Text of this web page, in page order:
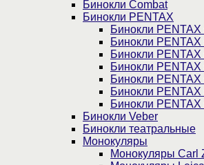
Бинокли Combat
Бинокли PENTAX
Бинокли PENTAX
Бинокли
Бинокли PENTAX
Бинокли
Бинокли
Бинокли
Бинокли
Бинокли Veber
Бинокли театральные
Монокуляры
Монокуляры Carl